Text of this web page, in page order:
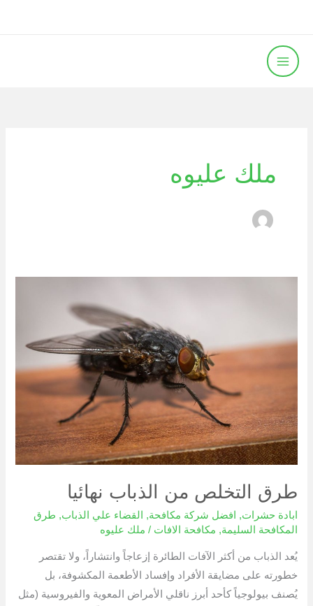
المحتوى
ملك عليوه
طرق التخلص من الذباب نهائيا
ابادة حشرات, افضل شركة مكافحة, القضاء علي الذباب, طرق
المكافحة السليمة, مكافحة الافات / ملك عليوه
يُعد الذباب من أكثر الآفات الطائرة إزعاجاً وانتشاراً، ولا تقتصر
خطورته على مضايقة الأفراد وإفساد الأطعمة المكشوفة، بل
يُصنف بيولوجياً كأحد أبرز ناقلي الأمراض المعوية والفيروسية (مثل
الذباب